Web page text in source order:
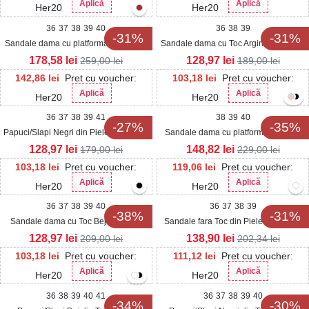
Her20 Aplică Her20 Aplică
-31%
36 37 38 39 40
Sandale dama cu platforma Negre din
Piele Ecologica Aybris
142,86 lei
Pret cu voucher:
Her20
Aplică
178,58 lei 259,00lei
-31%
36 38 39
Sandale dama cu Toc Argintii din Satin
Venrys
103,18 lei
Pret cu voucher:
Her20
Aplică
128,97 lei 189,00lei
-27%
36 37 38 39 41
Papuci/Slapi Negri din Piele Ecologica
Intoarsa Sinira
103,18 lei
Pret cu voucher:
Her20
Aplică
128,97 lei 179,00lei
-35%
38 39 40
Sandale dama cu platforma Albe din
Piele Ecologica Narevi
119,06 lei
Pret cu voucher:
Her20
Aplică
148,82 lei 229,00lei
-38%
36 37 38 39 40
Sandale dama cu Toc Bej din Textil
Nerise
103,18 lei
Pret cu voucher:
Her20
Aplică
128,97 lei 209,00lei
-31%
36 37 38 39
Sandale fara Toc din Piele Ecologica
Intoarsa dama Negre Darshi
111,12 lei
Pret cu voucher:
Her20
Aplică
138,90 lei 202,34lei
-34%
36 38 39 40 41
-30%
36 37 38 39 40